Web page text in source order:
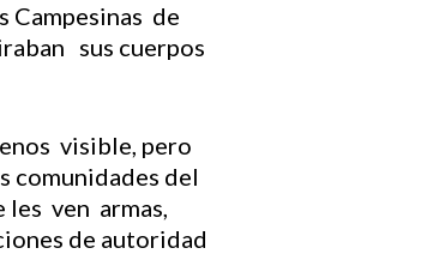
de
sus cuerpos
visible, pero
comunidades del
les ven armas,
de autoridad